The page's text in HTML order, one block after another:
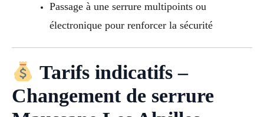
Passage à une serrure multipoints ou
électronique pour renforcer la sécurité
Tarifs indicatifs –
Changement de serrure